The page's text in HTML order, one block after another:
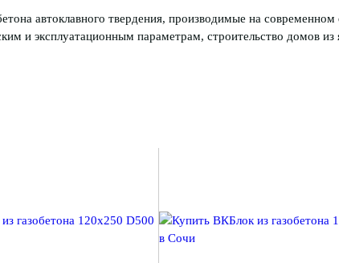
автоклавного твердения, производимые на
и эксплуатационным параметрам, строительство домов из